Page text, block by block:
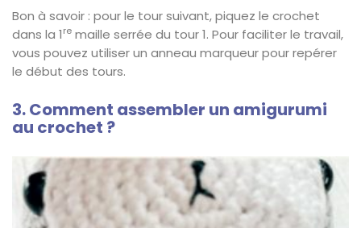
Bon à savoir : pour le tour suivant, piquez le crochet
dans la 1re maille serrée du tour 1. Pour faciliter le travail,
vous pouvez utiliser un anneau marqueur pour repérer
le début des tours.
3. Comment assembler un amigurumi
au crochet ?